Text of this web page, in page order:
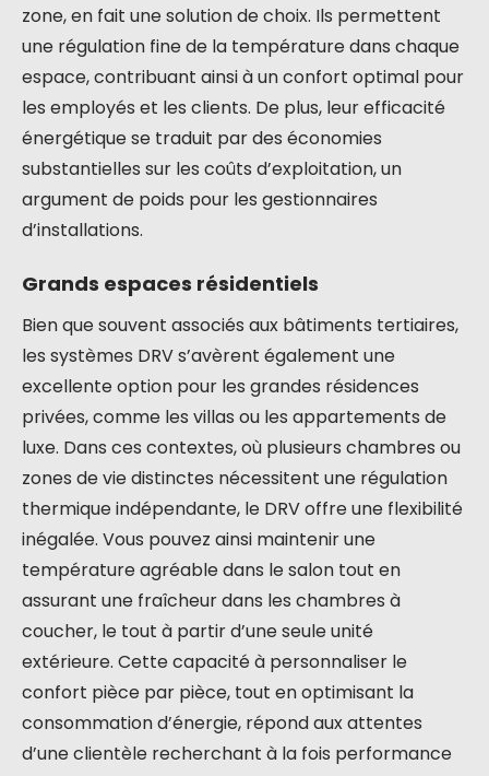
zone, en fait une solution de choix. Ils permettent
une régulation fine de la température dans chaque
espace, contribuant ainsi à un confort optimal pour
les employés et les clients. De plus, leur efficacité
énergétique se traduit par des économies
substantielles sur les coûts d’exploitation, un
argument de poids pour les gestionnaires
d’installations.
Grands espaces résidentiels
Bien que souvent associés aux bâtiments tertiaires,
les systèmes DRV s’avèrent également une
excellente option pour les grandes résidences
privées, comme les villas ou les appartements de
luxe. Dans ces contextes, où plusieurs chambres ou
zones de vie distinctes nécessitent une régulation
thermique indépendante, le DRV offre une flexibilité
inégalée. Vous pouvez ainsi maintenir une
température agréable dans le salon tout en
assurant une fraîcheur dans les chambres à
coucher, le tout à partir d’une seule unité
extérieure. Cette capacité à personnaliser le
confort pièce par pièce, tout en optimisant la
consommation d’énergie, répond aux attentes
d’une clientèle recherchant à la fois performance